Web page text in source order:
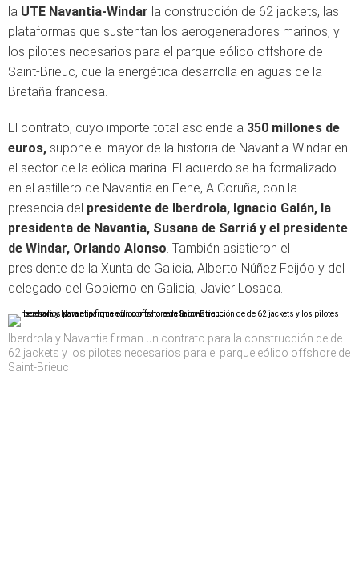
la UTE Navantia-Windar la construcción de 62 jackets, las
plataformas que sustentan los aerogeneradores marinos, y
los pilotes necesarios para el parque eólico offshore de
Saint-Brieuc, que la energética desarrolla en aguas de la
Bretaña francesa.
El contrato, cuyo importe total asciende a 350 millones de
euros, supone el mayor de la historia de Navantia-Windar en
el sector de la eólica marina. El acuerdo se ha formalizado
en el astillero de Navantia en Fene, A Coruña, con la
presencia del presidente de Iberdrola, Ignacio Galán, la
presidenta de Navantia, Susana de Sarriá y el presidente
de Windar, Orlando Alonso. También asistieron el
presidente de la Xunta de Galicia, Alberto Núñez Feijóo y del
delegado del Gobierno en Galicia, Javier Losada.
Iberdrola y Navantia firman un contrato para la construcción de de
62 jackets y los pilotes necesarios para el parque eólico offshore de
Saint-Brieuc